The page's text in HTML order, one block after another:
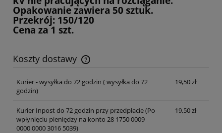
Opakowanie zawiera 50 sztuk.
Przekrój: 150/120
Cena za 1 szt.
Koszty dostawy
Cena nie zawiera ewentualnych kosztów płatności
Kurier - wysyłka do 72 godzin ( wysyłka do 72
godzin)
19,50 zł
Kurier Inpost do 72 godzin przy przedpłacie(Po
wpłynięciu pieniędzy na konto 28 1750 0009
0000 0000 3016 5039)
19,50 zł